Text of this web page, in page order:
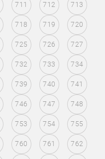
711 712 713
718 719 720
725 726 727
732 733 734
739 740 741
746 747 748
753 754 755
760 761 762